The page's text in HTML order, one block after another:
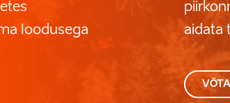
loodusega
aidata